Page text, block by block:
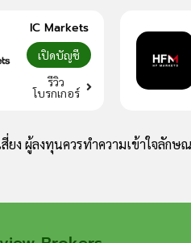
IC Markets
เปิดบัญชี
รีวิว
โบรกเกอร์
ยง ผู้ลงทุนควรทำความเข้าใจลัก